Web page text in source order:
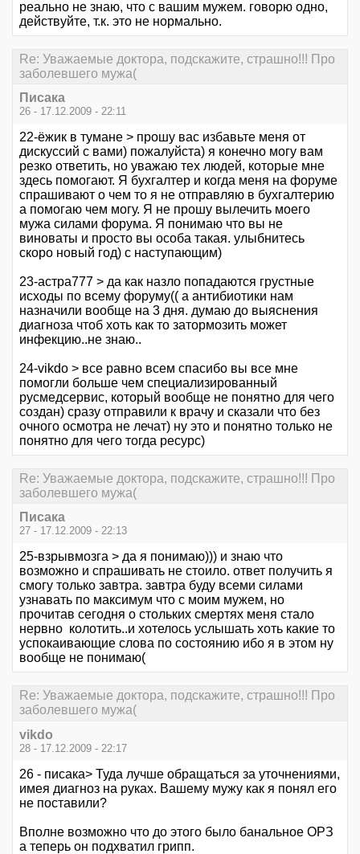
реально не знаю, что с вашим мужем. говорю одно,
действуйте, т.к. это не нормально.
Re: Уважаемые доктора, подскажите, страшно!!! Про
заболевшего мужа(
Писака
26 - 17.12.2009 - 22:11
22-ёжик в тумане > прошу вас избавьте меня от
дискуссий с вами) пожалуйста) я конечно могу вам
резко ответить, но уважаю тех людей, которые мне
здесь помогают. Я бухгалтер и когда меня на форуме
спрашивают о чем то я не отправляю в бухгалтерию
а помогаю чем могу. Я не прошу вылечить моего
мужа силами форума. Я понимаю что вы не
виноваты и просто вы особа такая. улыбнитесь
скоро новый год) с наступающим)
23-астра777 > да как назло попадаются грустные
исходы по всему форуму(( а антибиотики нам
назначили вообще на 3 дня. думаю до выяснения
диагноза чтоб хоть как то затормозить может
инфекцию..не знаю..
24-vikdo > все равно всем спасибо вы все мне
помогли больше чем специализированный
русмедсервис, который вообще не понятно для чего
создан) сразу отправили к врачу и сказали что без
очного осмотра не лечат) ну это и понятно только не
понятно для чего тогда ресурс)
Re: Уважаемые доктора, подскажите, страшно!!! Про
заболевшего мужа(
Писака
27 - 17.12.2009 - 22:13
25-взрывмозга > да я понимаю))) и знаю что
возможно и спрашивать не стоило. ответ получить я
смогу только завтра. завтра буду всеми силами
узнавать по максимум что с моим мужем, но
прочитав сегодня о стольких смертях меня стало
нервно колотить..и хотелось услышать хоть какие то
успокаивающие слова по состоянию ибо я в этом ну
вообще не понимаю(
Re: Уважаемые доктора, подскажите, страшно!!! Про
заболевшего мужа(
vikdo
28 - 17.12.2009 - 22:17
26 - писака> Туда лучше обращаться за уточнениями,
имея диагноз на руках. Вашему мужу как я понял его
не поставили?
Вполне возможно что до этого было банальное ОРЗ
а теперь он подхватил грипп.